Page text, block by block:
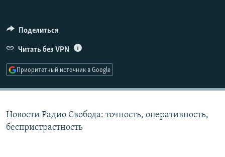
ПОДПИШИТЕСЬ НА РАССЫЛКУ
СОЦИАЛЬНЫЕ СЕТИ
Поделиться
Читать без VPN
Приоритетный источник в Google
Новости Радио Свобода: точность, оперативность,
беспристрастность